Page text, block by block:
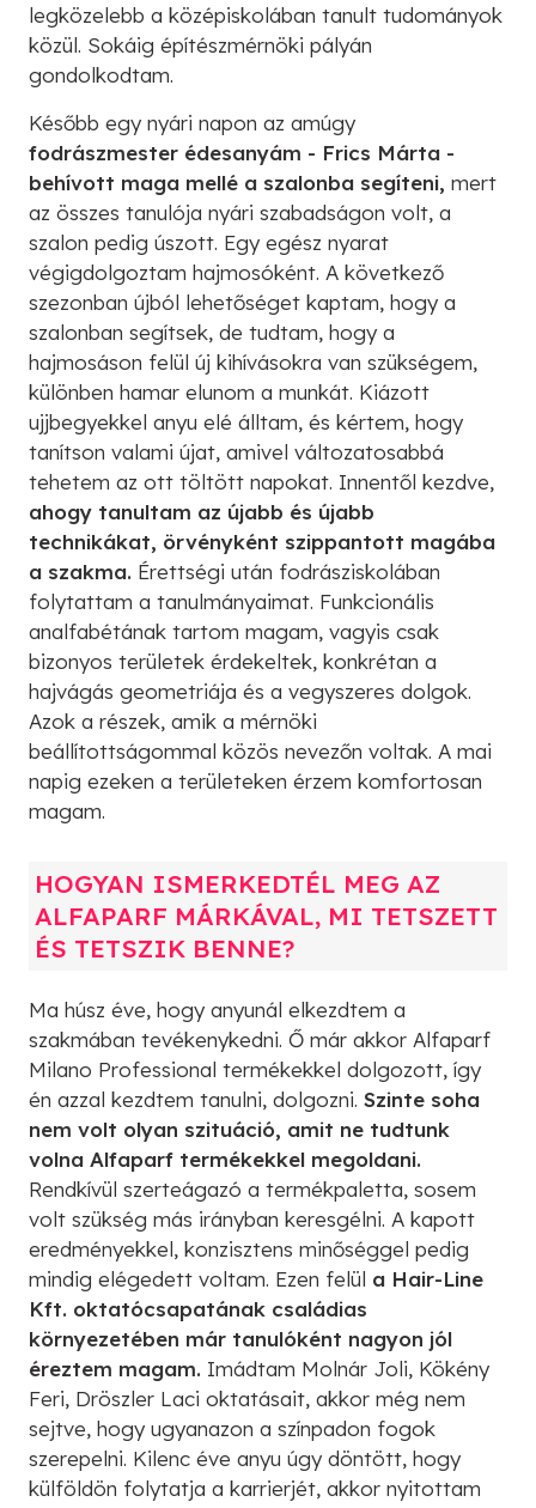
legközelebb a középiskolában tanult tudományok
közül. Sokáig építészmérnöki pályán
gondolkodtam.
Később egy nyári napon az amúgy
fodrászmester édesanyám - Frics Márta -
behívott maga mellé a szalonba segíteni, mert
az összes tanulója nyári szabadságon volt, a
szalon pedig úszott. Egy egész nyarat
végigdolgoztam hajmosóként. A következő
szezonban újból lehetőséget kaptam, hogy a
szalonban segítsek, de tudtam, hogy a
hajmosáson felül új kihívásokra van szükségem,
különben hamar elunom a munkát. Kiázott
ujjbegyekkel anyu elé álltam, és kértem, hogy
tanítson valami újat, amivel változatosabbá
tehetem az ott töltött napokat. Innentől kezdve,
ahogy tanultam az újabb és újabb
technikákat, örvényként szippantott magába
a szakma. Érettségi után fodrásziskolában
folytattam a tanulmányaimat. Funkcionális
analfabétának tartom magam, vagyis csak
bizonyos területek érdekeltek, konkrétan a
hajvágás geometriája és a vegyszeres dolgok.
Azok a részek, amik a mérnöki
beállítottságommal közös nevezőn voltak. A mai
napig ezeken a területeken érzem komfortosan
magam.
HOGYAN ISMERKEDTÉL MEG AZ
ALFAPARF MÁRKÁVAL, MI TETSZETT
ÉS TETSZIK BENNE?
Ma húsz éve, hogy anyunál elkezdtem a
szakmában tevékenykedni. Ő már akkor Alfaparf
Milano Professional termékekkel dolgozott, így
én azzal kezdtem tanulni, dolgozni. Szinte soha
nem volt olyan szituáció, amit ne tudtunk
volna Alfaparf termékekkel megoldani.
Rendkívül szerteágazó a termékpaletta, sosem
volt szükség más irányban keresgélni. A kapott
eredményekkel, konzisztens minőséggel pedig
mindig elégedett voltam. Ezen felül a Hair-Line
Kft. oktatócsapatának családias
környezetében már tanulóként nagyon jól
éreztem magam. Imádtam Molnár Joli, Kökény
Feri, Dröszler Laci oktatásait, akkor még nem
sejtve, hogy ugyanazon a színpadon fogok
szerepelni. Kilenc éve anyu úgy döntött, hogy
külföldön folytatja a karrierjét, akkor nyitottam